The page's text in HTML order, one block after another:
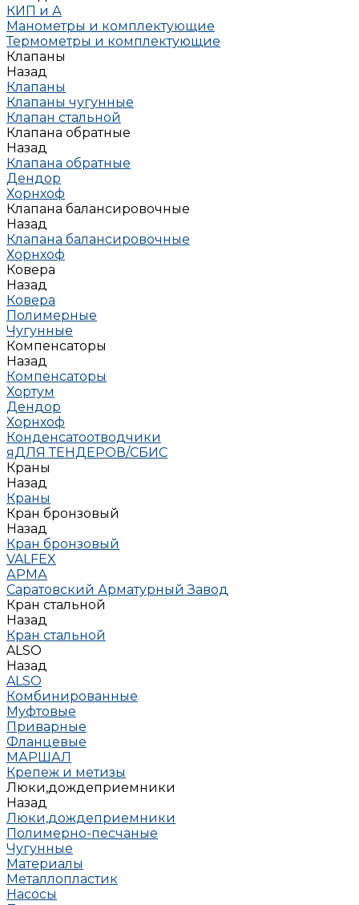
КИП и А
Манометры и комплектующие
Термометры и комплектующие
Клапаны
Назад
Клапаны
Клапаны чугунные
Клапан стальной
Клапана обратные
Назад
Клапана обратные
Дендор
Хорнхоф
Клапана балансировочные
Назад
Клапана балансировочные
Хорнхоф
Ковера
Назад
Ковера
Полимерные
Чугунные
Компенсаторы
Назад
Компенсаторы
Хортум
Дендор
Хорнхоф
Конденсатоотводчики
яДЛЯ ТЕНДЕРОВ/СБИС
Краны
Назад
Краны
Кран бронзовый
Назад
Кран бронзовый
VALFEX
АРМА
Саратовский Арматурный Завод
Кран стальной
Назад
Кран стальной
ALSO
Назад
ALSO
Комбинированные
Муфтовые
Приварные
Фланцевые
МАРШАЛ
Крепеж и метизы
Люки,дождеприемники
Назад
Люки,дождеприемники
Полимерно-песчаные
Чугунные
Материалы
Металлопластик
Насосы